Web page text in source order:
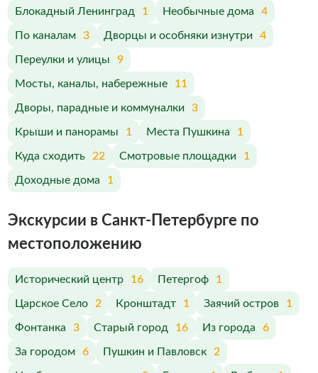
Блокадный Ленинград 1 Необычные дома 4
По каналам 3 Дворцы и особняки изнутри 4
Переулки и улицы 9
Мосты, каналы, набережные 11
Дворы, парадные и коммуналки 3
Крыши и панорамы 1 Места Пушкина 1
Куда сходить 22 Смотровые площадки 1
Доходные дома 1
Экскурсии в Санкт-Петербурге по
меcтоположению
Исторический центр 16 Петергоф 1
Царское Село 2 Кронштадт 1 Заячий остров 1
Фонтанка 3 Старый город 16 Из города 6
За городом 6 Пушкин и Павловск 2